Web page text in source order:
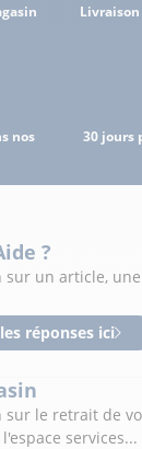
nos
30 jours
?
sur un article,
réponses ici
sur le retrait de
services...